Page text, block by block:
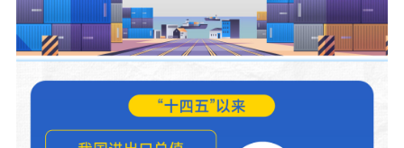
科研创新
服务管理平台
智库服务
管理平台
文艺创作
服务管理
审读服务
案管理系统
电影
理论宣讲